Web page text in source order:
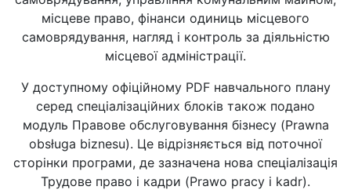
місцеве право, фінанси одиниць місцевого
самоврядування, нагляд і контроль за діяльністю
місцевої адміністрації.
У доступному офіційному PDF навчального плану
серед спеціалізаційних блоків також подано
модуль Правове обслуговування бізнесу (Prawna
obsługa biznesu). Це відрізняється від поточної
сторінки програми, де зазначена нова спеціалізація
Трудове право і кадри (Prawo pracy i kadr).